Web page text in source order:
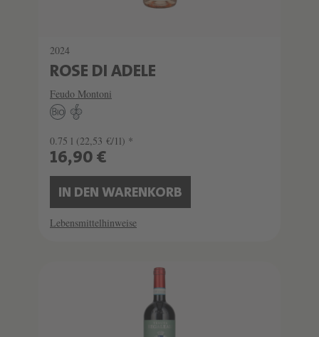
2024
ROSE DI ADELE
Feudo Montoni
0.75 l (22,53 €/1l) *
16,90 €
IN DEN WARENKORB
Lebensmittelhinweise